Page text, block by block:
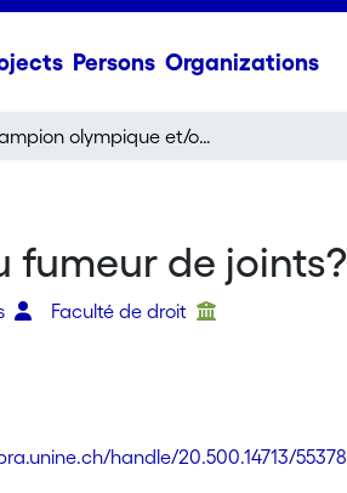
Persons Organizations
Champion olympique et/ou fumeur de joints?
fumeur de joints?
Faculté de droit
handle/20.500.14713/55378